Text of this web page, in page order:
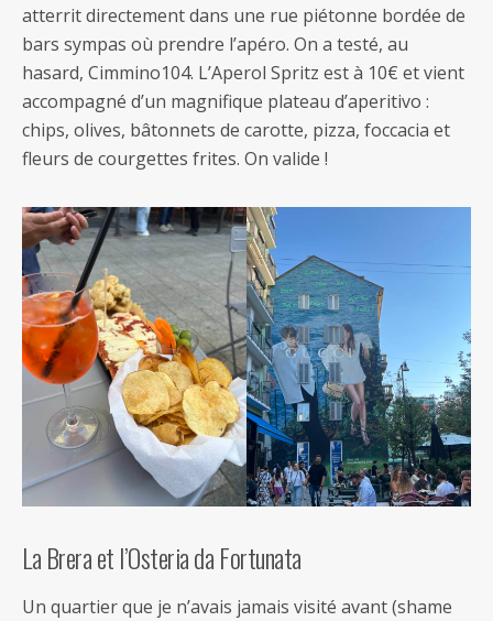
atterrit directement dans une rue piétonne bordée de
bars sympas où prendre l’apéro. On a testé, au
hasard, Cimmino104. L’Aperol Spritz est à 10€ et vient
accompagné d’un magnifique plateau d’aperitivo :
chips, olives, bâtonnets de carotte, pizza, foccacia et
fleurs de courgettes frites. On valide !
La Brera et l’Osteria da Fortunata
Un quartier que je n’avais jamais visité avant (shame